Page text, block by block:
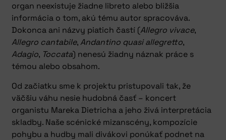
organ neexistuje žiadne libreto alebo bližšia
informácia o tom, akú tému autor spracováva.
Dokonca ani názvy piatich častí (Allegro vivace,
Allegro cantabile,Andantino quasi allegretto,
Adagio, Toccata) nenesú žiadny náznak práce s
témou alebo obsahom.
Od začiatku sme k projektu pristupovali tak, že
väčšiu váhu nesie hudobná časť – koncert
organistu Mareka Dietricha a jeho živá interpretácia
skladby. Naše scénické mizanscény, kompozície
pohybu a hudby mali divákovi ponúkať podnet na